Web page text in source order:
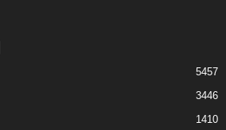
5457
3446
1410